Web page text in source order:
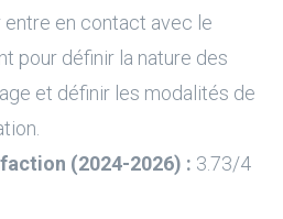
en contact avec le
pour définir la nature des
et définir les modalités de
(2024-2026) : 3.73/4